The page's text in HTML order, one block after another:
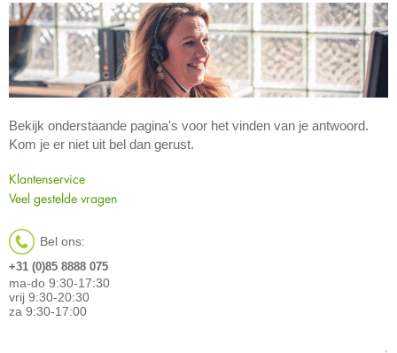
Bekijk onderstaande pagina's voor het vinden van je antwoord.
Kom je er niet uit bel dan gerust.
Klantenservice
Veel gestelde vragen
Bel ons:
+31 (0)85 8888 075
ma-do 9:30-17:30
vrij 9:30-20:30
za 9:30-17:00